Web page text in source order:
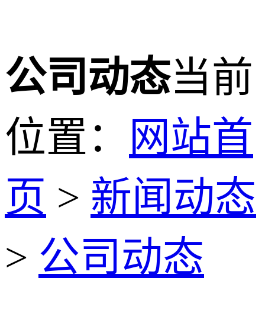
公司动态当前
位置：
网站首
页 > 新闻动态
> 公司动态